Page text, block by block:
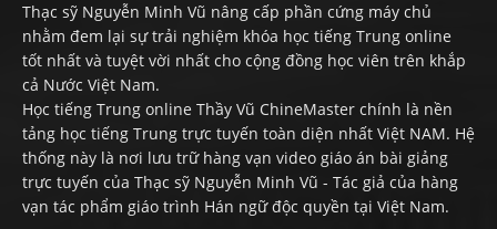
Thạc sỹ Nguyễn Minh Vũ nâng cấp phần cứng máy chủ
nhằm đem lại sự trải nghiệm khóa học tiếng Trung online
tốt nhất và tuyệt vời nhất cho cộng đồng học viên trên khắp
cả Nước Việt Nam.
Học tiếng Trung online Thầy Vũ ChineMaster chính là nền
tảng học tiếng Trung trực tuyến toàn diện nhất Việt NAM. Hệ
thống này là nơi lưu trữ hàng vạn video giáo án bài giảng
trực tuyến của Thạc sỹ Nguyễn Minh Vũ - Tác giả của hàng
vạn tác phẩm giáo trình Hán ngữ độc quyền tại Việt Nam.